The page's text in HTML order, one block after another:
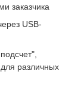
заказчика
USB-
различных